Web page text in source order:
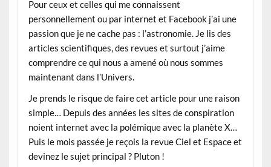
Pour ceux et celles qui me connaissent
personnellement ou par internet et Facebook j’ai une
passion que je ne cache pas : l’astronomie. Je lis des
articles scientifiques, des revues et surtout j’aime
comprendre ce qui nous a amené où nous sommes
maintenant dans l’Univers.
Je prends le risque de faire cet article pour une raison
simple… Depuis des années les sites de conspiration
noient internet avec la polémique avec la planète X…
Puis le mois passée je reçois la revue Ciel et Espace et
devinez le sujet principal ? Pluton !